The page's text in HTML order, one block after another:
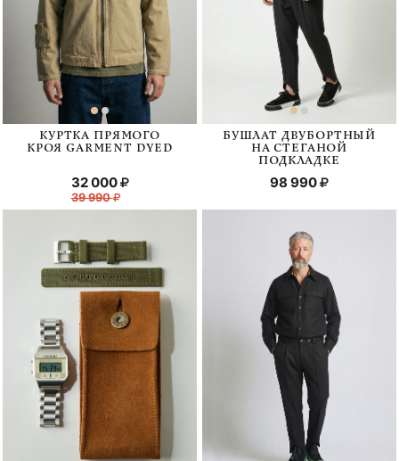
КУРТКА ПРЯМОГО
КРОЯ GARMENT DYED
39 990
32 000
БУШЛАТ ДВУБОРТНЫЙ
НА СТЕГАНОЙ
ПОДКЛАДКЕ
98 990